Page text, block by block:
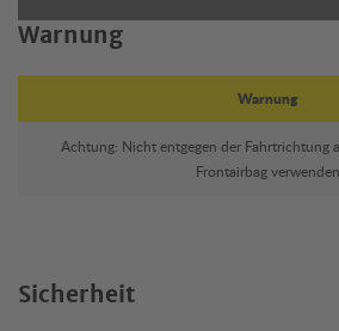
Warnung
Warnung
Achtung: Nicht entgegen der Fahrtrichtung
Frontairbag verwenden
Sicherheit